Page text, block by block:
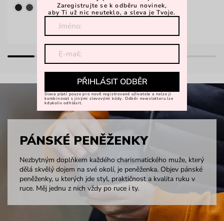
PÁNSKÉ PENĚŽENKY
Nezbytným doplňkem každého charismatického muže, který
dělá skvělý dojem na své okolí, je peněženka. Objev pánské
peněženky, u kterých jde styl, praktičnost a kvalita ruku v
ruce. Měj jednu z nich vždy po ruce i ty.
Zaregistrujte se k odběru novinek,
aby Ti už nic neuteklo, a sleva je Tvoje.
PŘIHLÁSIT ODBĚR
Sleva platí pouze pro nově registrované uživatele a nelze ji
kombinovat s jinými slevovými kódy. Odběr newsletteru lze
kdykoliv odhlásit.